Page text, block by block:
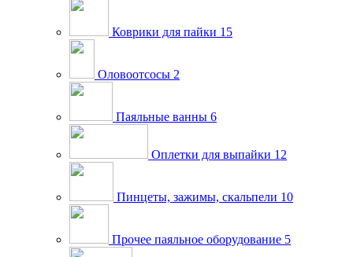
Коврики для пайки 15
Оловоотсосы 2
Паяльные ванны 6
Оплетки для выпайки 12
Пинцеты, зажимы, скальпели 10
Прочее паяльное оборудование 5